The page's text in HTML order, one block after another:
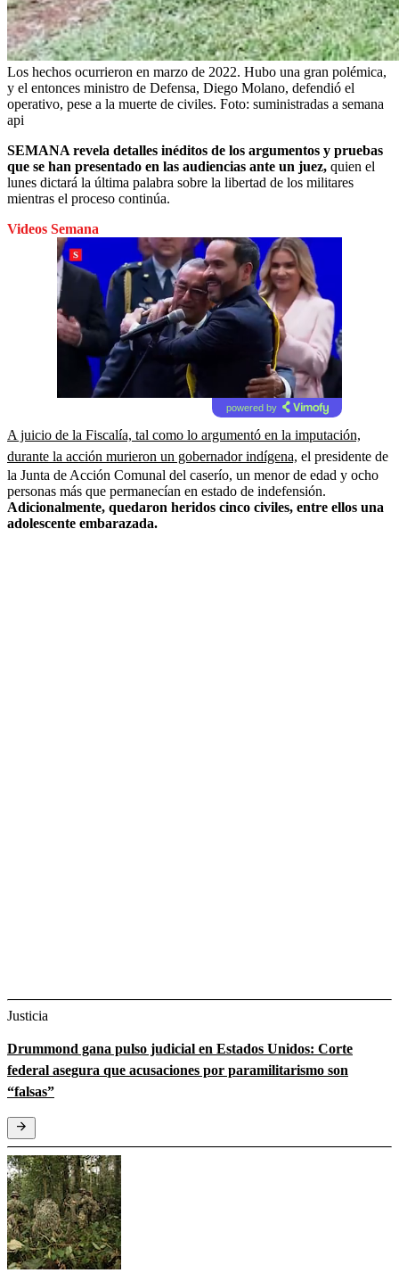
Los hechos ocurrieron en marzo de 2022. Hubo una gran polémica,
y el entonces ministro de Defensa, Diego Molano, defendió el
operativo, pese a la muerte de civiles. Foto: suministradas a semana
api
SEMANA revela detalles inéditos de los argumentos y pruebas
que se han presentado en las audiencias ante un juez, quien el
lunes dictará la última palabra sobre la libertad de los militares
mientras el proceso continúa.
Videos Semana
powered by
A juicio de la Fiscalía, tal como lo argumentó en la imputación,
durante la acción murieron un gobernador indígena, el presidente de
la Junta de Acción Comunal del caserío, un menor de edad y ocho
personas más que permanecían en estado de indefensión.
Adicionalmente, quedaron heridos cinco civiles, entre ellos una
adolescente embarazada.
Justicia
Drummond gana pulso judicial en Estados Unidos: Corte
federal asegura que acusaciones por paramilitarismo son
“falsas”